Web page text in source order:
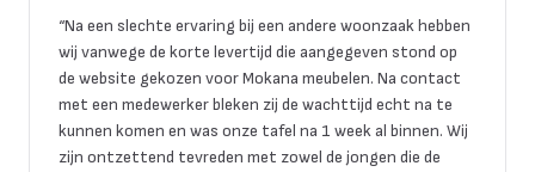
“Na een slechte ervaring bij een andere woonzaak hebben
wij vanwege de korte levertijd die aangegeven stond op
de website gekozen voor Mokana meubelen. Na contact
met een medewerker bleken zij de wachttijd echt na te
kunnen komen en was onze tafel na 1 week al binnen. Wij
zijn ontzettend tevreden met zowel de jongen die de